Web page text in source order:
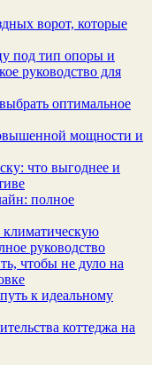
ворот, которые
под тип опоры и
руководство для
оптимальное
мощности и
что выгоднее и
полное
климатическую
руководство
чтобы не дуло на
к идеальному
коттеджа на